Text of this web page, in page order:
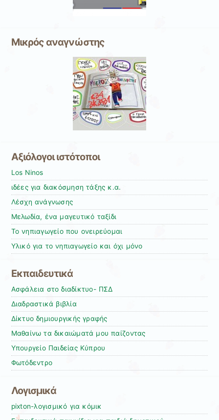
Μικρός αναγνώστης
Αξιόλογοι ιστότοποι
Los Ninos
ιδέες για διακόσμηση τάξης κ.α.
Λέσχη ανάγνωσης
Μελωδία, ένα μαγευτικό ταξίδι
Το νηπιαγωγείο που ονειρεύομαι
Υλικό για το νηπιαγωγείο και όχι μόνο
Εκπαιδευτικά
Ασφάλεια στο διαδίκτυο- ΠΣΔ
Διαδραστικά βιβλία
Δίκτυο δημιουργικής γραφής
Μαθαίνω τα δικαιώματά μου παίζοντας
Υπουργείο Παιδείας Κύπρου
Φωτόδεντρο
Λογισμικά
pixton-λογισμικό για κόμικ